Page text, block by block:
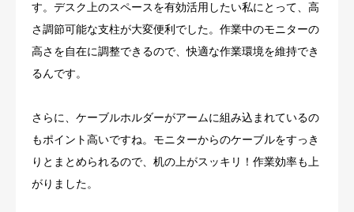
す。デスク上のスペースを有効活用したい私にとって、高
さ調節可能な支柱が大変便利でした。作業中のモニターの
高さを自在に調整できるので、快適な作業環境を維持でき
るんです。
さらに、ケーブルホルダーがアームに組み込まれているの
もポイント高いですね。モニターからのケーブルをすっき
りとまとめられるので、机の上がスッキリ！作業効率も上
がりました。